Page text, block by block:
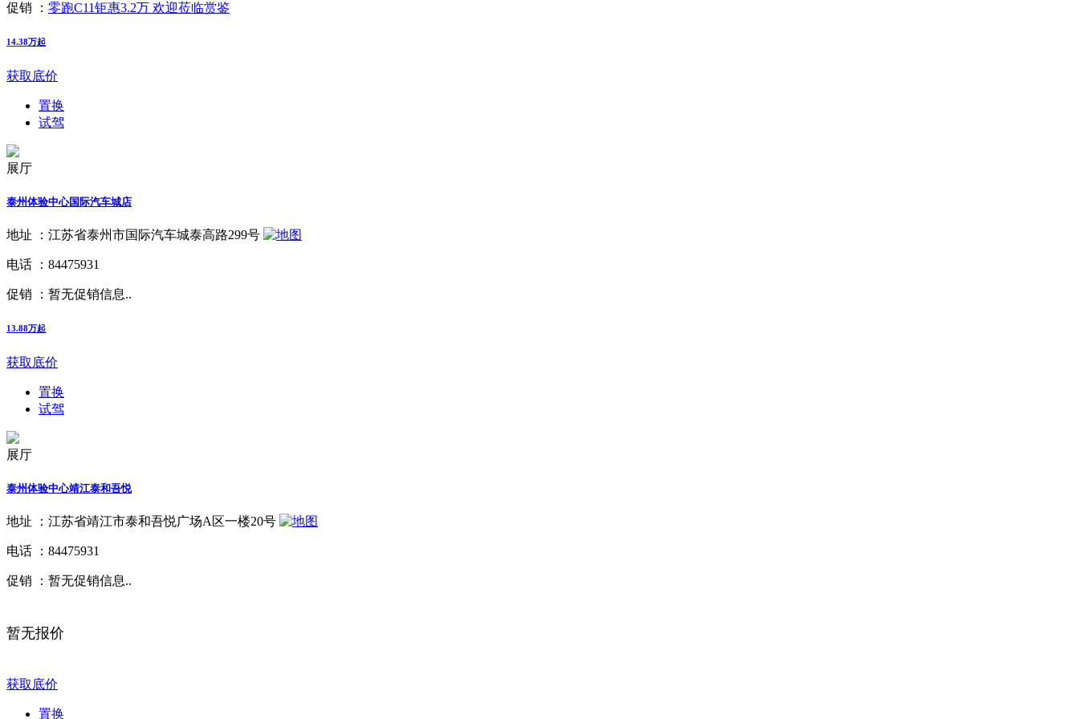
促销 ： 零跑C11钜惠3.2万 欢迎莅临赏鉴
14.38万起
获取底价
置换
试驾
展厅
泰州体验中心国际汽车城店
地址 ： 江苏省泰州市国际汽车城泰高路299号
电话 ： 84475931
促销 ： 暂无促销信息..
13.88万起
获取底价
置换
试驾
展厅
泰州体验中心靖江泰和吾悦
地址 ： 江苏省靖江市泰和吾悦广场A区一楼20号
电话 ： 84475931
促销 ： 暂无促销信息..
暂无报价
获取底价
置换